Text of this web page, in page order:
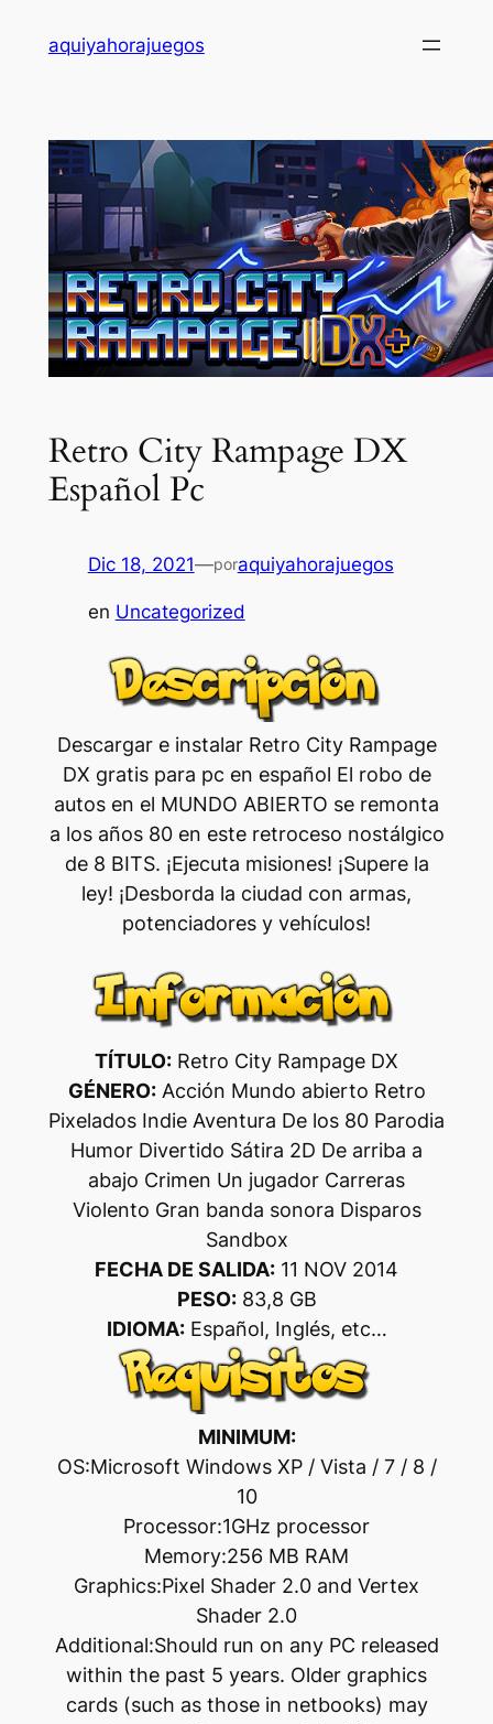
aquiyahorajuegos
Retro City Rampage DX
Español Pc
Dic 18, 2021—poraquiyahorajuegos
en Uncategorized
Descargar e instalar Retro City Rampage
DX gratis para pc en español El robo de
autos en el MUNDO ABIERTO se remonta
a los años 80 en este retroceso nostálgico
de 8 BITS. ¡Ejecuta misiones! ¡Supere la
ley! ¡Desborda la ciudad con armas,
potenciadores y vehículos!
TÍTULO: Retro City Rampage DX
GÉNERO:Acción Mundo abierto Retro
Pixelados Indie Aventura De los 80 Parodia
Humor Divertido Sátira 2D De arriba a
abajo Crimen Un jugador Carreras
Violento Gran banda sonora Disparos
Sandbox
FECHA DE SALIDA: 11 NOV 2014
PESO:83,8 GB
IDIOMA:Español, Inglés, etc…
MINIMUM:
OS:Microsoft Windows XP / Vista / 7 / 8 /
10
Processor:1GHz processor
Memory:256 MB RAM
Graphics:Pixel Shader 2.0 and Vertex
Shader 2.0
Additional:Should run on any PC released
within the past 5 years. Older graphics
cards (such as those in netbooks) may